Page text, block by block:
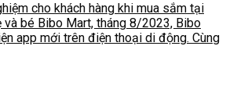
cho khách hàng khi mua sắm tại
và bé Bibo Mart, tháng 8/2023, Bibo
app mới trên điện thoại di động. Cùng